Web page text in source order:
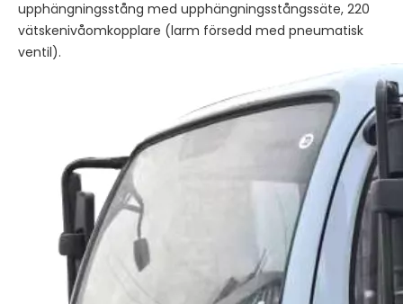
upphängningsstång med upphängningsstångssäte, 220
vätskenivåomkopplare (larm försedd med pneumatisk
ventil).